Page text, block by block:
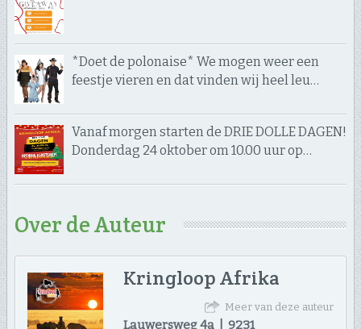
*Doet de polonaise* We mogen weer een
feestje vieren en dat vinden wij heel leu…
Vanaf morgen starten de DRIE DOLLE DAGEN!
Donderdag 24 oktober om 10.00 uur op…
Over de Auteur
Kringloop Afrika
Meer van deze auteur
Lauwersweg 4a | 9231